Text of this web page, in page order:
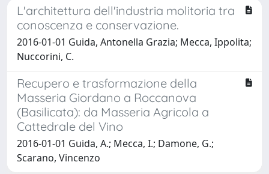
L'architettura dell'industria molitoria tra
conoscenza e conservazione.
2016-01-01 Guida, Antonella Grazia; Mecca, Ippolita;
Nuccorini, C.
Recupero e trasformazione della
Masseria Giordano a Roccanova
(Basilicata): da Masseria Agricola a
Cattedrale del Vino
2016-01-01 Guida, A.; Mecca, I.; Damone, G.;
Scarano, Vincenzo